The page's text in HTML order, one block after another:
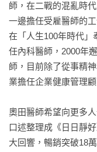
師，在二戰的混亂時
一邊擔任受雇醫師的
在「人生100年時代」
任內科醫師，2000年
師，目前除了從事精
業擔任企業健康管理顧
奧田醫師希望向更多
口述整理成《日日靜
大回響，暢銷突破18